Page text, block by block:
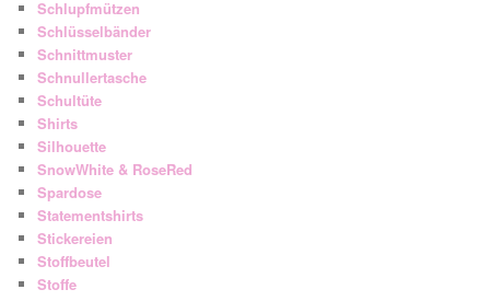
Schlupfmützen
Schlüsselbänder
Schnittmuster
Schnullertasche
Schultüte
Shirts
Silhouette
SnowWhite & RoseRed
Spardose
Statementshirts
Stickereien
Stoffbeutel
Stoffe